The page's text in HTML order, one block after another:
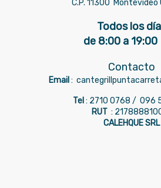
C.P. 11300 Montevideo
Todos los
de 8:00 a 19:00
Contacto
Email:
Tel: 2710 0768 / 096
RUT :
CALEHQUE SRL